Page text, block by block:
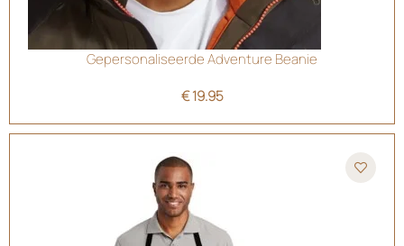
Gepersonaliseerde Adventure Beanie
€19.95